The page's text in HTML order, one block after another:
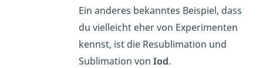
Ein anderes bekanntes Beispiel, dass
du vielleicht eher von Experimenten
kennst, ist die Resublimation und
Sublimation vonIod.